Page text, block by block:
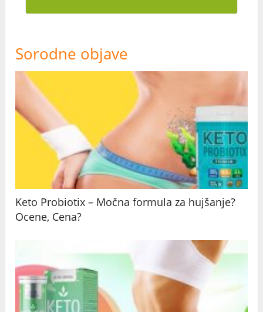
Sorodne objave
Keto Probiotix – Močna formula za hujšanje?
Ocene, Cena?